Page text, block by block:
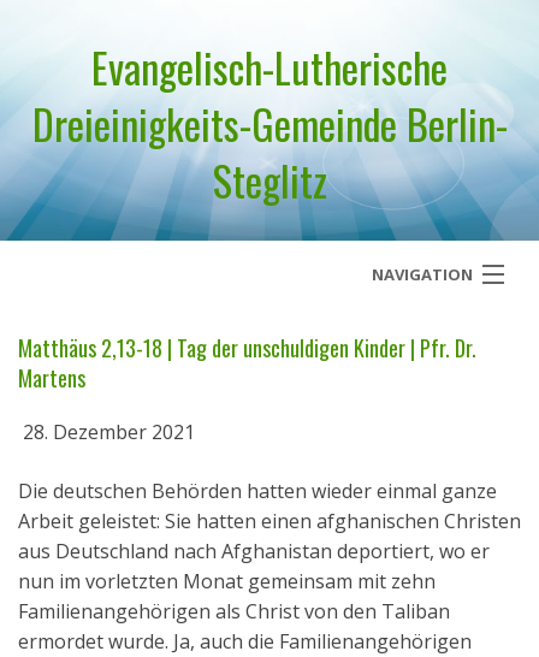
Evangelisch-Lutherische
Dreieinigkeits-Gemeinde Berlin-
Steglitz
NAVIGATION
Über uns
Geistliches Wort
Termine
Aktuelles
Kontakt
Matthäus 2,13-18 | Tag der unschuldigen Kinder | Pfr. Dr.
Martens
28. Dezember 2021
Die deutschen Behörden hatten wieder einmal ganze
Arbeit geleistet: Sie hatten einen afghanischen Christen
aus Deutschland nach Afghanistan deportiert, wo er
nun im vorletzten Monat gemeinsam mit zehn
Familienangehörigen als Christ von den Taliban
ermordet wurde. Ja, auch die Familienangehörigen